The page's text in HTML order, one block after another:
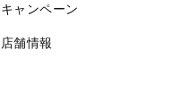
キャンペーン
店舗情報